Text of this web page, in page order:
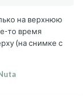
на верхнюю
то время
(на снимке с